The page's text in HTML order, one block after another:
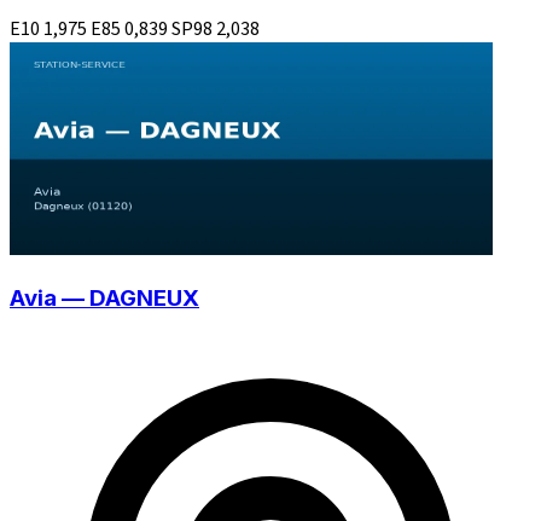
E10 1,975 E850,839SP98 2,038
Avia — DAGNEUX